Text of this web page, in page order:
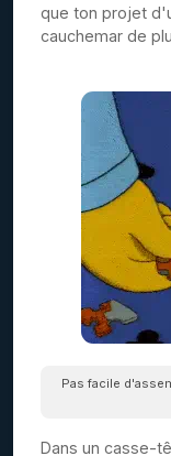
que ton projet
cauchemar de
Pas facile
Dans un casse-